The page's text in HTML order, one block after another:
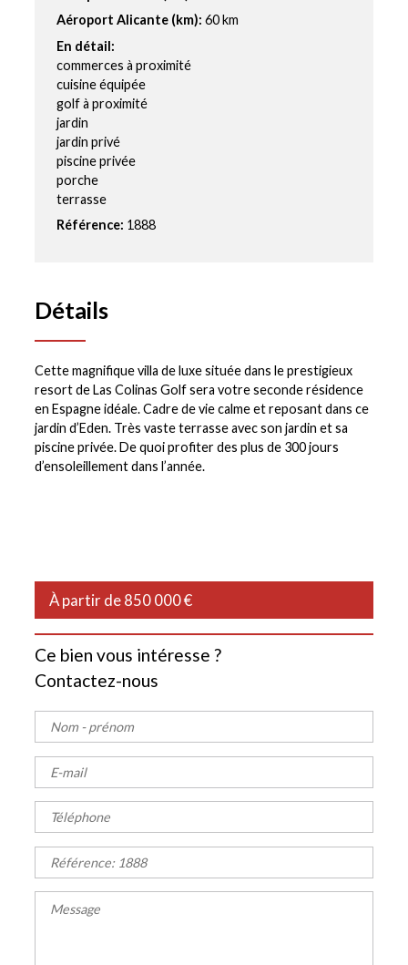
Aéroport Alicante (km): 60 km
En détail:
commerces à proximité
cuisine équipée
golf à proximité
jardin
jardin privé
piscine privée
porche
terrasse
Référence: 1888
Détails
Cette magnifique villa de luxe située dans le prestigieux
resort de Las Colinas Golf sera votre seconde résidence
en Espagne idéale. Cadre de vie calme et reposant dans ce
jardin d’Eden. Très vaste terrasse avec son jardin et sa
piscine privée. De quoi profiter des plus de 300 jours
d’ensoleillement dans l’année.
À partir de 850 000 €
Ce bien vous intéresse ?
Contactez-nous